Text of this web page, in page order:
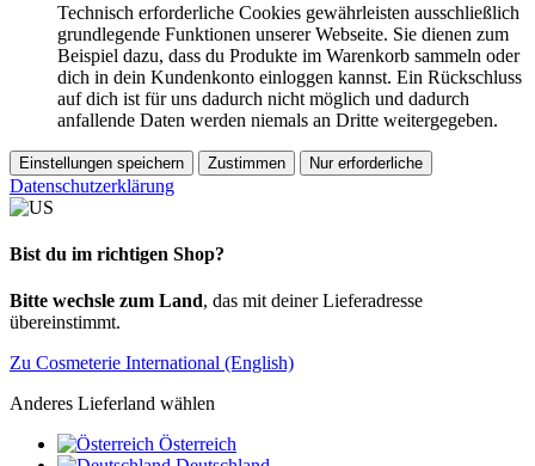
Technisch erforderliche Cookies gewährleisten ausschließlich
grundlegende Funktionen unserer Webseite. Sie dienen zum
Beispiel dazu, dass du Produkte im Warenkorb sammeln oder
dich in dein Kundenkonto einloggen kannst. Ein Rückschluss
auf dich ist für uns dadurch nicht möglich und dadurch
anfallende Daten werden niemals an Dritte weitergegeben.
Einstellungen speichern Zustimmen Nur erforderliche
Datenschutzerklärung
Bist du im richtigen Shop?
Bitte wechsle zum Land, das mit deiner Lieferadresse
übereinstimmt.
Zu Cosmeterie International (English)
Anderes Lieferland wählen
Österreich